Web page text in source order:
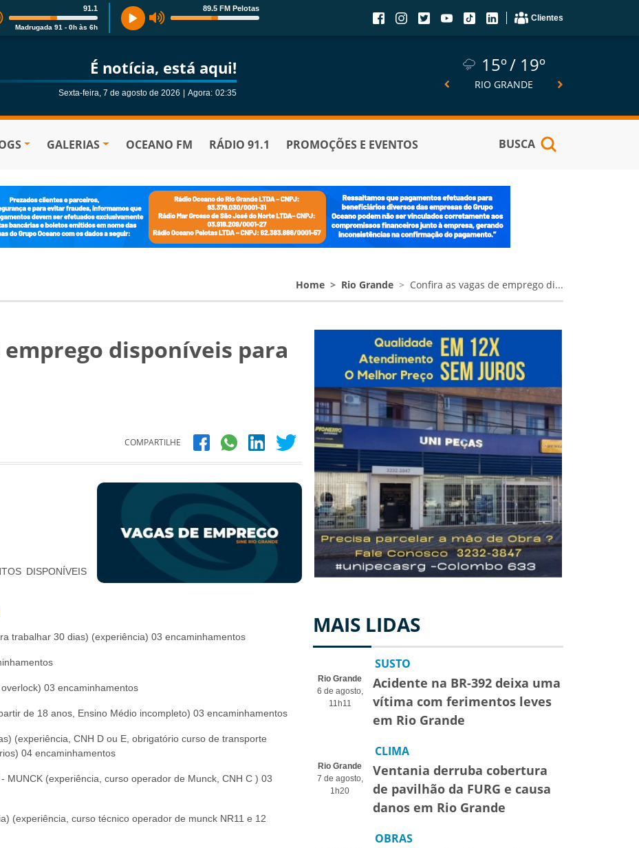
91.1
Madrugada 91 - 0h às 6h
89.5 FM Pelotas
Clientes
É notícia, está aqui!
Sexta-feira, 7 de agosto de 2026 | Agora: 02:35
15º 19º
RIO GRANDE
GALERIAS OCEANO FM RÁDIO 91.1 PROMOÇÕES E EVENTOS BUSCA
Home Rio Grande Confira as vagas de emprego di...
emprego disponíveis para
COMPARTILHE
DISPONÍVEIS
trabalhar 30 dias) (experiência) 03 encaminhamentos
03 encaminhamentos
de 18 anos, Ensino Médio incompleto) 03 encaminhamentos
(experiência, CNH D ou E, obrigatório curso de transporte
04 encaminhamentos
MUNCK (experiência, curso operador de Munck, CNH C ) 03
(experiência, curso técnico operador de munck NR11 e 12
MAIS LIDAS
Rio Grande
6 de agosto,
11h11
SUSTO
Acidente na BR-392 deixa uma
vítima com ferimentos leves
em Rio Grande
Rio Grande
7 de agosto,
1h20
CLIMA
Ventania derruba cobertura
de pavilhão da FURG e causa
danos em Rio Grande
OBRAS